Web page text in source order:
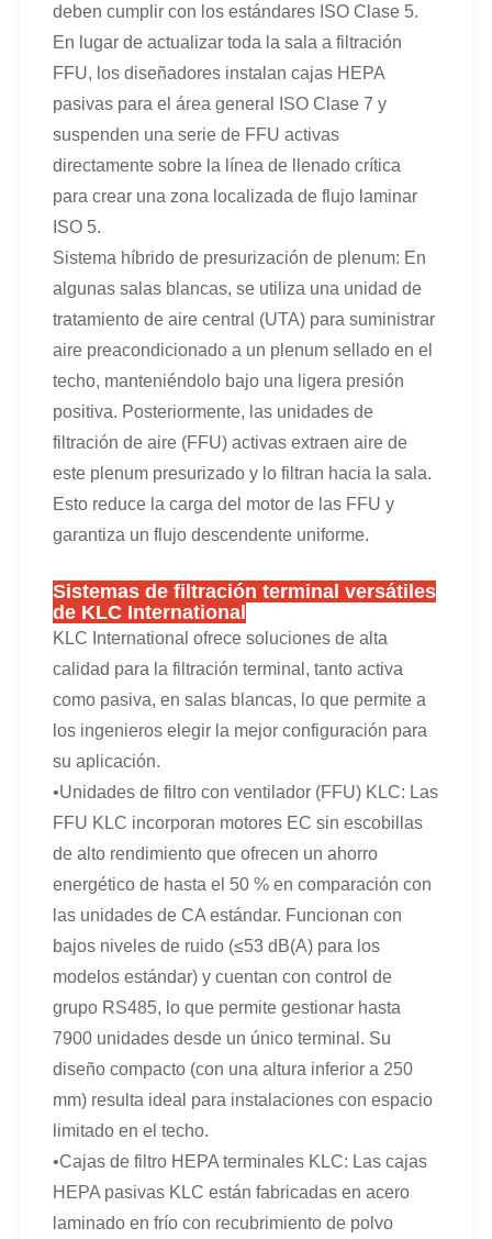
deben cumplir con los estándares ISO Clase 5.
En lugar de actualizar toda la sala a filtración
FFU, los diseñadores instalan cajas HEPA
pasivas para el área general ISO Clase 7 y
suspenden una serie de FFU activas
directamente sobre la línea de llenado crítica
para crear una zona localizada de flujo laminar
ISO 5.
Sistema híbrido de presurización de plenum: En
algunas salas blancas, se utiliza una unidad de
tratamiento de aire central (UTA) para suministrar
aire preacondicionado a un plenum sellado en el
techo, manteniéndolo bajo una ligera presión
positiva. Posteriormente, las unidades de
filtración de aire (FFU) activas extraen aire de
este plenum presurizado y lo filtran hacia la sala.
Esto reduce la carga del motor de las FFU y
garantiza un flujo descendente uniforme.
Sistemas de filtración terminal versátiles
de KLC International
KLC International ofrece soluciones de alta
calidad para la filtración terminal, tanto activa
como pasiva, en salas blancas, lo que permite a
los ingenieros elegir la mejor configuración para
su aplicación.
•Unidades de filtro con ventilador (FFU) KLC: Las
FFU KLC incorporan motores EC sin escobillas
de alto rendimiento que ofrecen un ahorro
energético de hasta el 50 % en comparación con
las unidades de CA estándar. Funcionan con
bajos niveles de ruido (≤53 dB(A) para los
modelos estándar) y cuentan con control de
grupo RS485, lo que permite gestionar hasta
7900 unidades desde un único terminal. Su
diseño compacto (con una altura inferior a 250
mm) resulta ideal para instalaciones con espacio
limitado en el techo.
•Cajas de filtro HEPA terminales KLC: Las cajas
HEPA pasivas KLC están fabricadas en acero
laminado en frío con recubrimiento de polvo